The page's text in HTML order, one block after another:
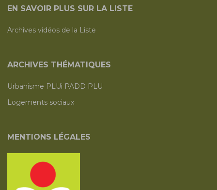
EN SAVOIR PLUS SUR LA LISTE
Archives vidéos de la Liste
ARCHIVES THÉMATIQUES
Urbanisme PLUi PADD PLU
Logements sociaux
MENTIONS LÉGALES